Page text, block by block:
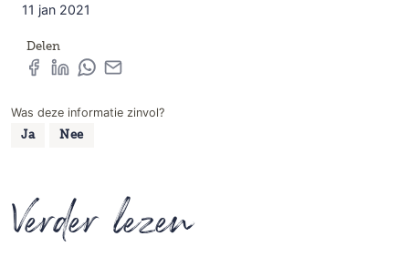
11 jan 2021
Delen
Was deze informatie zinvol?
Ja Nee
Verder lezen